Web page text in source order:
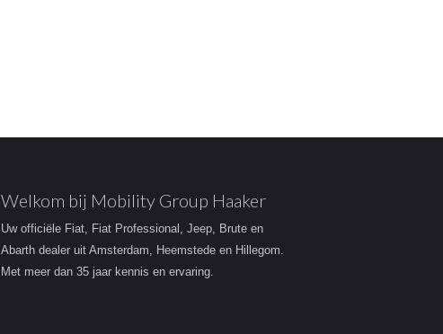
Welkom bij Mobility Group Haaker
Uw officiële Fiat, Fiat Professional, Jeep, Brute en
Abarth dealer uit Amsterdam, Heemstede en Hillegom.
Met meer dan 35 jaar kennis en ervaring.